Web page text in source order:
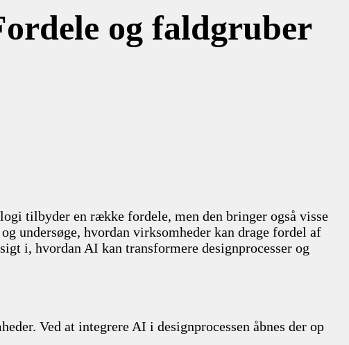
og faldgruber
tilbyder en række fordele, men den bringer også visse
undersøge, hvordan virksomheder kan drage fordel af
i, hvordan AI kan transformere designprocesser og
Ved at integrere AI i designprocessen åbnes der op